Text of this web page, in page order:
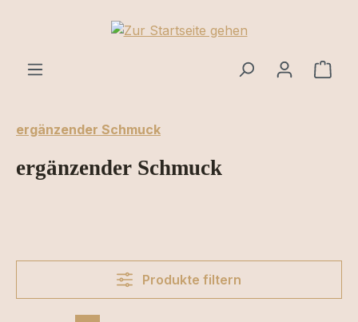
Zum Hauptinhalt springen
ergänzender Schmuck
ergänzender Schmuck
Produkte filtern